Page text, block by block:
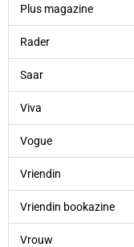
Plus magazine
Rader
Saar
Viva
Vogue
Vriendin
Vriendin bookazine
Vrouw